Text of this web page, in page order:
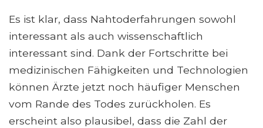
Es ist klar, dass Nahtoderfahrungen sowohl
interessant als auch wissenschaftlich
interessant sind. Dank der Fortschritte bei
medizinischen Fähigkeiten und Technologien
können Ärzte jetzt noch häufiger Menschen
vom Rande des Todes zurückholen. Es
erscheint also plausibel, dass die Zahl der